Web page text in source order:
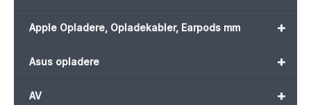
+
Apple Opladere, Opladekabler, Earpods mm
+
Asus opladere
+
AV